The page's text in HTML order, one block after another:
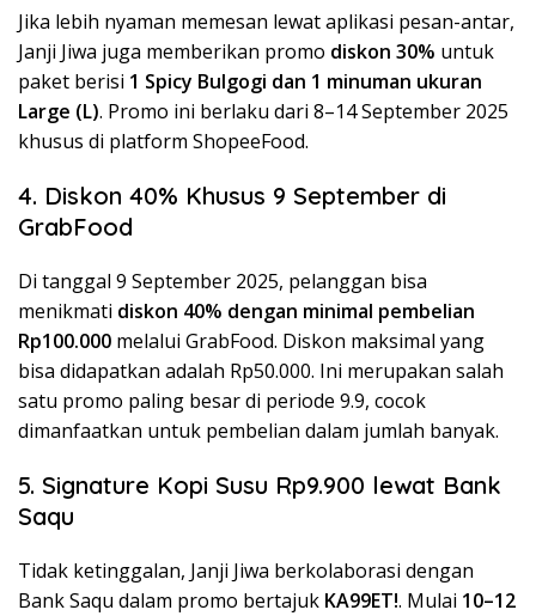
Jika lebih nyaman memesan lewat aplikasi pesan-antar,
Janji Jiwa juga memberikan promo diskon 30% untuk
paket berisi 1 Spicy Bulgogi dan 1 minuman ukuran
Large (L). Promo ini berlaku dari 8–14 September 2025
khusus di platform ShopeeFood.
4. Diskon 40% Khusus 9 September di
GrabFood
Di tanggal 9 September 2025, pelanggan bisa
menikmati diskon 40% dengan minimal pembelian
Rp100.000 melalui GrabFood. Diskon maksimal yang
bisa didapatkan adalah Rp50.000. Ini merupakan salah
satu promo paling besar di periode 9.9, cocok
dimanfaatkan untuk pembelian dalam jumlah banyak.
5. Signature Kopi Susu Rp9.900 lewat Bank
Saqu
Tidak ketinggalan, Janji Jiwa berkolaborasi dengan
Bank Saqu dalam promo bertajuk KA99ET!. Mulai 10–12